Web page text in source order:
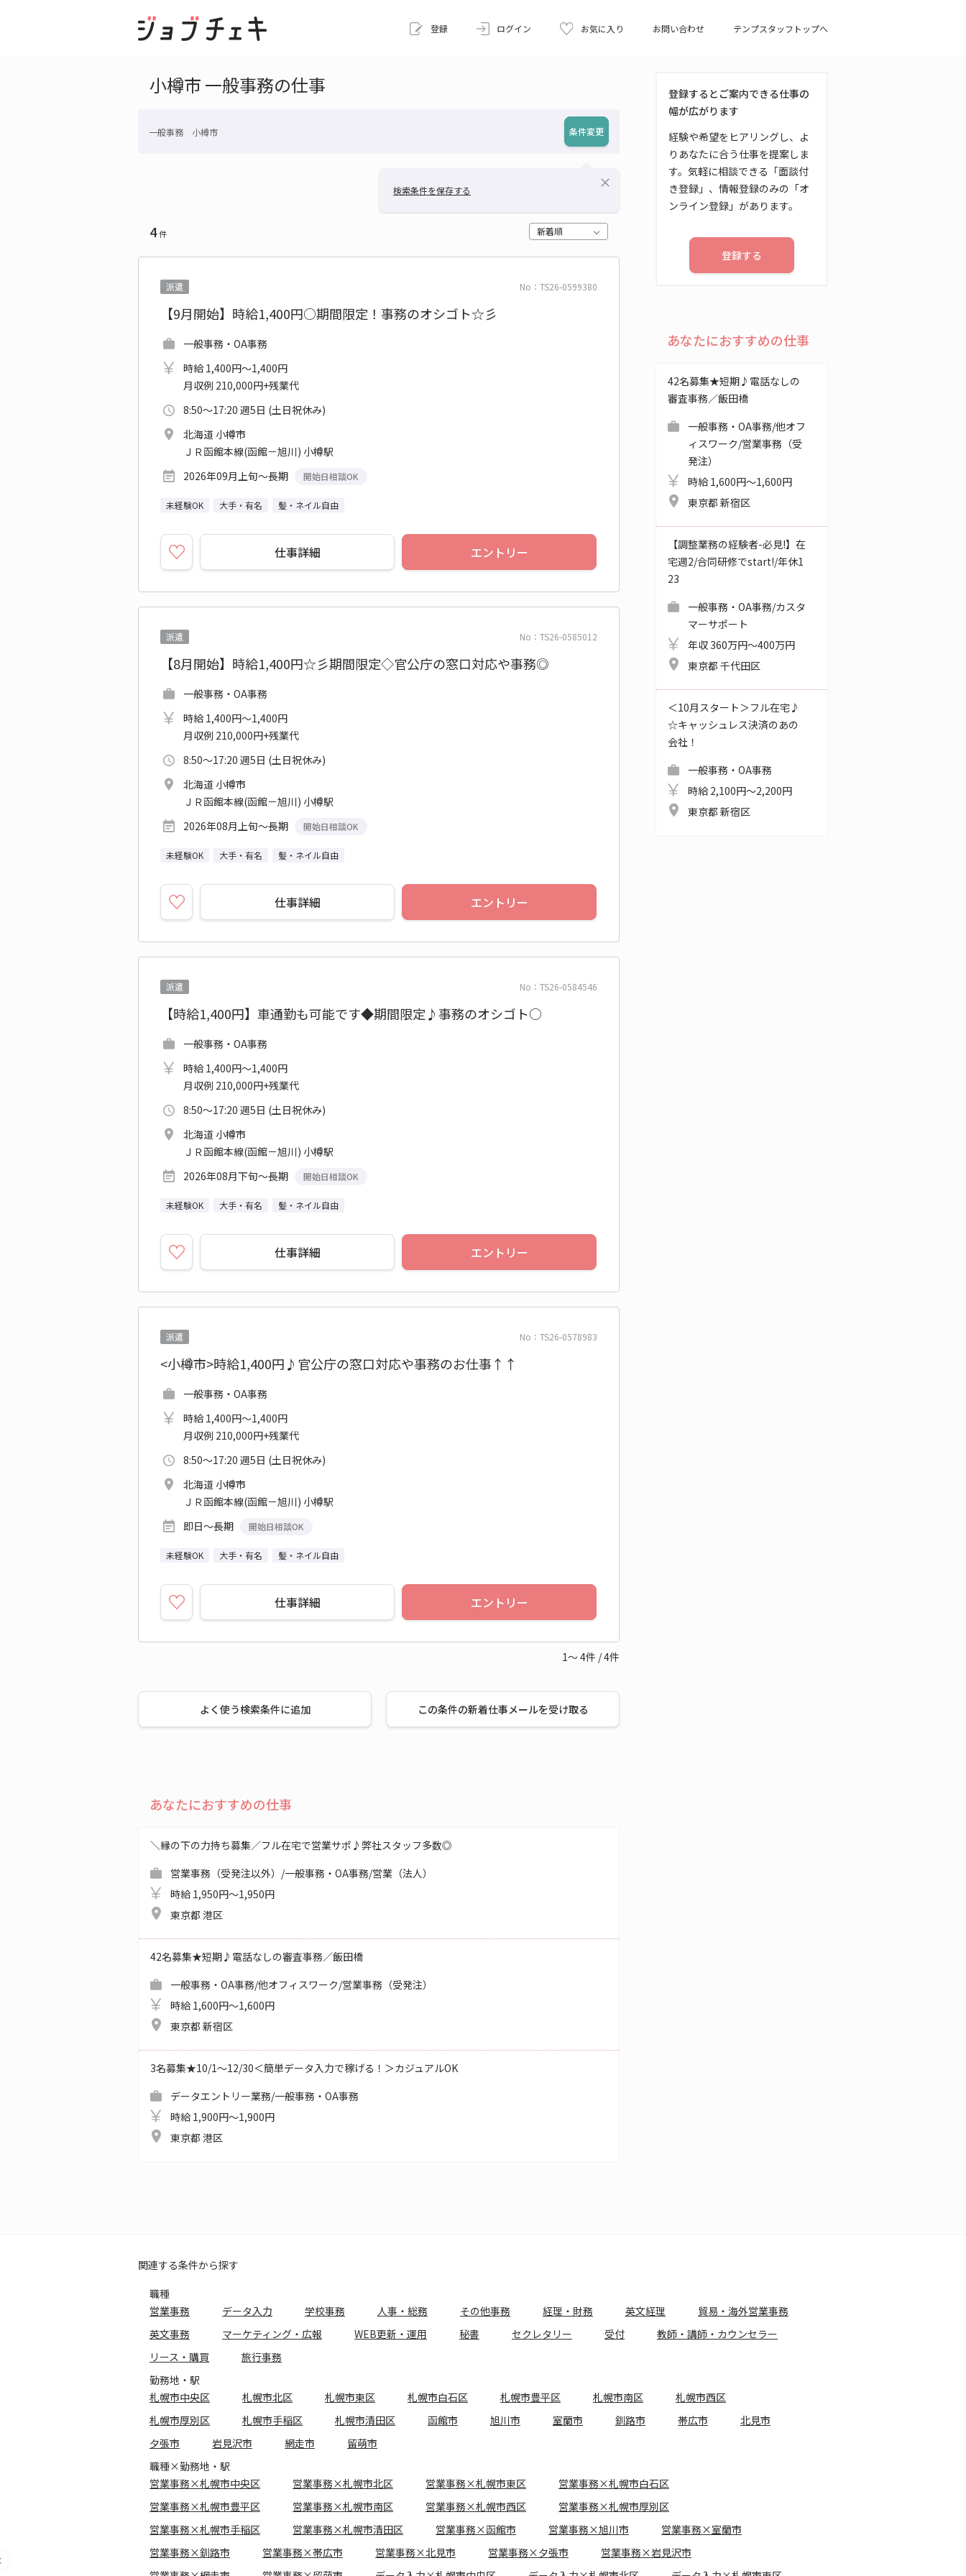
登録 ログイン お気に入り お問い合わせ テンプスタッフトップへ
小樽市 一般事務の仕事
一般事務 小樽市 条件変更
検索条件を保存する
close
4件 新着順
No：TS26-0599380
派遣
【9月開始】時給1,400円○期間限定！事務のオシゴト☆彡
一般事務・OA事務
時給 1,400円～1,400円
月収例 210,000円+残業代
8:50～17:20 週5日 (土日祝休み)
北海道 小樽市
ＪＲ函館本線(函館－旭川) 小樽駅
2026年09月上旬～長期
開始日相談OK
未経験OK 大手・有名 髪・ネイル自由
仕事詳細 エントリー
No：TS26-0585012
派遣
【8月開始】時給1,400円☆彡期間限定◇官公庁の窓口対応や事務◎
一般事務・OA事務
時給 1,400円～1,400円
月収例 210,000円+残業代
8:50～17:20 週5日 (土日祝休み)
北海道 小樽市
ＪＲ函館本線(函館－旭川) 小樽駅
2026年08月上旬～長期
開始日相談OK
未経験OK 大手・有名 髪・ネイル自由
仕事詳細 エントリー
No：TS26-0584546
派遣
【時給1,400円】車通勤も可能です◆期間限定♪事務のオシゴト○
一般事務・OA事務
時給 1,400円～1,400円
月収例 210,000円+残業代
8:50～17:20 週5日 (土日祝休み)
北海道 小樽市
ＪＲ函館本線(函館－旭川) 小樽駅
2026年08月下旬～長期
開始日相談OK
未経験OK 大手・有名 髪・ネイル自由
仕事詳細 エントリー
No：TS26-0578983
派遣
<小樽市>時給1,400円♪官公庁の窓口対応や事務のお仕事↑↑
一般事務・OA事務
時給 1,400円～1,400円
月収例 210,000円+残業代
8:50～17:20 週5日 (土日祝休み)
北海道 小樽市
ＪＲ函館本線(函館－旭川) 小樽駅
即日～長期
開始日相談OK
未経験OK 大手・有名 髪・ネイル自由
仕事詳細 エントリー
1～4件 /4件
よく使う検索条件に追加 この条件の新着仕事メールを受け取る
あなたにおすすめの仕事
＼縁の下の力持ち募集／フル在宅で営業サポ♪弊社スタッフ多数◎
営業事務（受発注以外）/一般事務・OA事務/営業（法人）
時給 1,950円～1,950円
東京都 港区
42名募集★短期♪電話なしの審査事務／飯田橋
一般事務・OA事務/他オフィスワーク/営業事務（受発注）
時給 1,600円～1,600円
東京都 新宿区
3名募集★10/1～12/30＜簡単データ入力で稼げる！＞カジュアルOK
データエントリー業務/一般事務・OA事務
時給 1,900円～1,900円
東京都 港区
登録するとご案内できる仕事の
幅が広がります
経験や希望をヒアリングし、よ
りあなたに合う仕事を提案しま
す。気軽に相談できる「面談付
き登録」、情報登録のみの「オ
ンライン登録」があります。
登録する
あなたにおすすめの仕事
42名募集★短期♪電話なしの
審査事務／飯田橋
一般事務・OA事務/他オフ
ィスワーク/営業事務（受
発注）
時給 1,600円～1,600円
東京都 新宿区
【調整業務の経験者-必見!】在
宅週2/合同研修でstart!/年休1
23
一般事務・OA事務/カスタ
マーサポート
年収 360万円～400万円
東京都 千代田区
＜10月スタート＞フル在宅♪
☆キャッシュレス決済のあの
会社！
一般事務・OA事務
時給 2,100円～2,200円
東京都 新宿区
関連する条件から探す
職種
営業事務
データ入力 学校事務 人事・総務 その他事務 経理・財務 英文経理
貿易・海外営業事務
英文事務
マーケティング・広報 WEB更新・運用 秘書 セクレタリー 受付
教師・講師・カウンセラー
リース・購買
旅行事務
勤務地・駅
札幌市中央区
札幌市北区 札幌市東区 札幌市白石区 札幌市豊平区 札幌市南区
札幌市西区
札幌市厚別区
札幌市手稲区 札幌市清田区 函館市 旭川市 室蘭市 釧路市 帯広市
北見市
夕張市
岩見沢市 網走市
留萌市
職種×勤務地・駅
営業事務×札幌市中央区
営業事務×札幌市北区 営業事務×札幌市東区
営業事務×札幌市白石区
営業事務×札幌市豊平区
営業事務×札幌市南区 営業事務×札幌市西区
営業事務×札幌市厚別区
営業事務×札幌市手稲区
営業事務×札幌市清田区 営業事務×函館市 営業事務×旭川市
営業事務×室蘭市
営業事務×釧路市
営業事務×帯広市 営業事務×北見市 営業事務×夕張市
営業事務×岩見沢市